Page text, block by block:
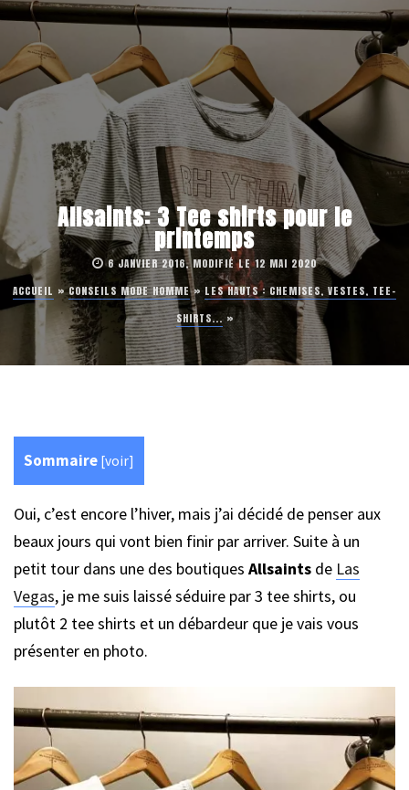
Allsaints: 3 Tee shirts pour le
printemps
6 JANVIER 2016, MODIFIÉ LE 12 MAI 2020
ACCUEIL »CONSEILS MODE HOMME» LES HAUTS : CHEMISES, VESTES, TEE-
SHIRTS...»
Sommaire [voir]
Oui, c’est encore l’hiver, mais j’ai décidé de penser aux
beaux jours qui vont bien finir par arriver. Suite à un
petit tour dans une des boutiques Allsaints de Las
Vegas, je me suis laissé séduire par 3 tee shirts, ou
plutôt 2 tee shirts et un débardeur que je vais vous
présenter en photo.